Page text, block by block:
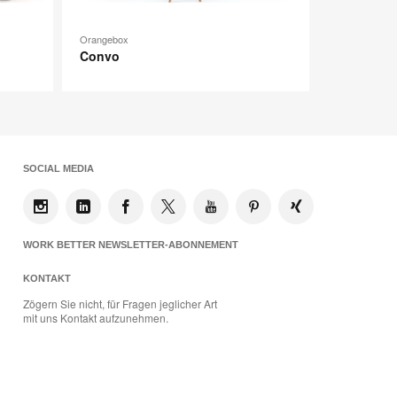
Orangebox
Convo
SOCIAL MEDIA
WORK BETTER NEWSLETTER-ABONNEMENT
KONTAKT
Zögern Sie nicht, für Fragen jeglicher Art
mit uns Kontakt aufzunehmen.